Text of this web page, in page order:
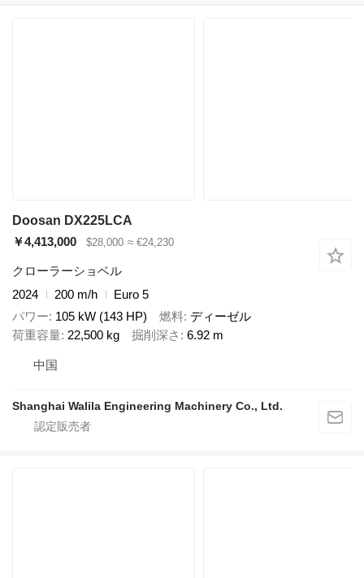
Doosan DX225LCA
￥4,413,000
$28,000 ≈ €24,230
クローラーショベル
2024
200 m/h
Euro 5
パワー 105 kW (143 HP) 燃料 ディーゼル
荷重容量 22,500 kg 掘削深さ 6.92 m
中国
Shanghai Walila Engineering Machinery Co., Ltd.